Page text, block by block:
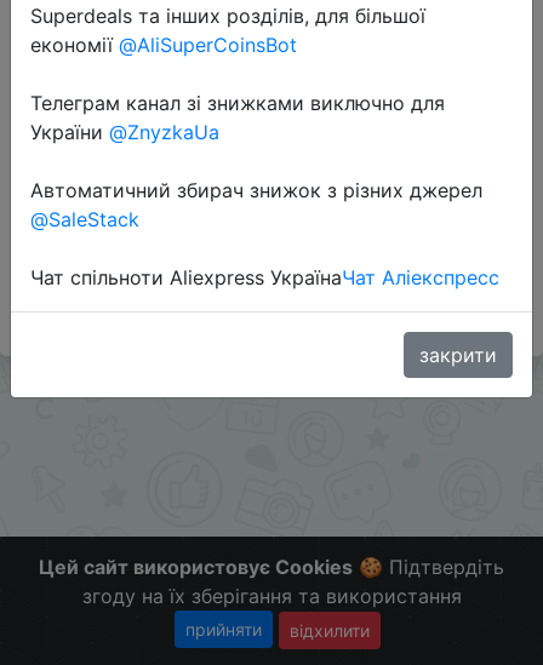
Промокод:"`GBAPRSS014`"
Больше скидок в телеграммt.me/ChinaGoodBuy
Цей сайт використовує Cookies 🍪 Підтвердіть
згоду на їх зберігання та використання
прийняти відхилити
Superdeals та інших розділів, для більшої
економії @AliSuperCoinsBot
Телеграм канал зі знижками виключно для
України @ZnyzkaUa
Автоматичний збирач знижок з різних джерел
@SaleStack
Чат спільноти Aliexpress УкраїнаЧат Аліекспресс
закрити